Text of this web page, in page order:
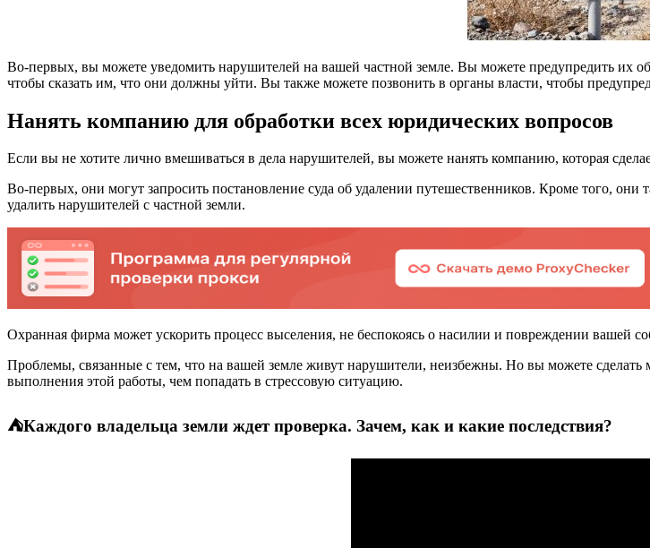
Во-первых, вы можете уведомить нарушителей на вашей частной земле. Вы можете предупредить их
чтобы сказать им, что они должны уйти. Вы также можете позвонить в органы власти, чтобы
Нанять компанию для обработки всех юридических вопросов
Если вы не хотите лично вмешиваться в дела нарушителей, вы можете нанять компанию, которая
Во-первых, они могут запросить постановление суда об удалении путешественников. Кроме того,
удалить нарушителей с частной земли.
Охранная фирма может ускорить процесс выселения, не беспокоясь о насилии и повреждении вашей
Проблемы, связанные с тем, что на вашей земле живут нарушители, неизбежны. Но вы можете
выполнения этой работы, чем попадать в стрессовую ситуацию.
⛺Каждого владельца земли ждет проверка. Зачем, как и какие последствия?